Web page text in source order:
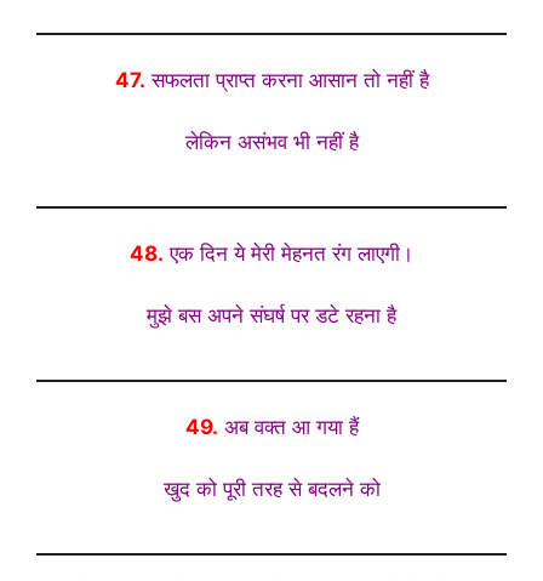
47. सफलता प्राप्त करना आसान तो नहीं है
लेकिन असंभव भी नहीं है
48. एक दिन ये मेरी मेहनत रंग लाएगी।
मुझे बस अपने संघर्ष पर डटे रहना है
49. अब वक्त आ गया हैं
खुद को पूरी तरह से बदलने को